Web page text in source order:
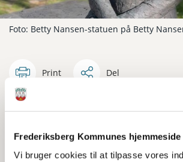
Frederiksberg Kommunes
Vi bruger cookies til at tilpasse vores
Foto: Betty Nansen-statuen på Betty
Print Del
På Frederiksberg får udvalgte
scanne en QR-kode og blive ringet op
som fortæller sin egen historie.